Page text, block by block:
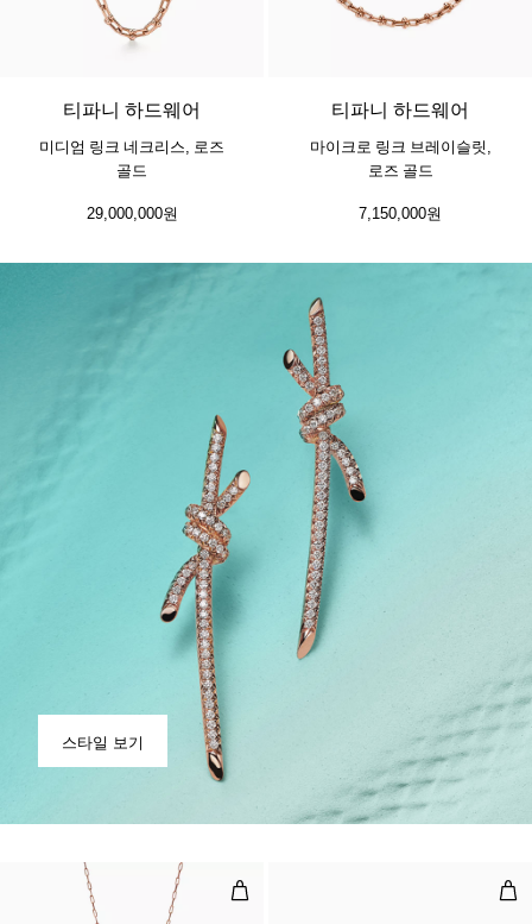
티파니 하드웨어
미디엄 링크 네크리스, 로즈
골드
29,000,000원
티파니 하드웨어
마이크로 링크 브레이슬릿,
로즈 골드
7,150,000원
스타일 보기
펜던트, 로즈 골드, 미디엄 이